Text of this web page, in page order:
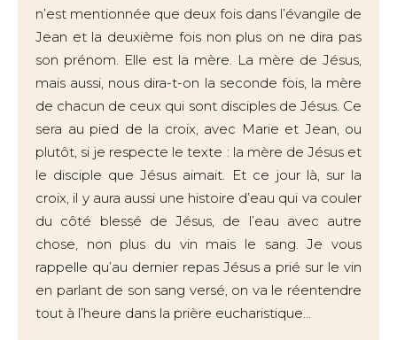
n’est mentionnée que deux fois dans l’évangile de
Jean et la deuxième fois non plus on ne dira pas
son prénom. Elle est la mère. La mère de Jésus,
mais aussi, nous dira-t-on la seconde fois, la mère
de chacun de ceux qui sont disciples de Jésus. Ce
sera au pied de la croix, avec Marie et Jean, ou
plutôt, si je respecte le texte : la mère de Jésus et
le disciple que Jésus aimait. Et ce jour là, sur la
croix, il y aura aussi une histoire d’eau qui va couler
du côté blessé de Jésus, de l’eau avec autre
chose, non plus du vin mais le sang. Je vous
rappelle qu’au dernier repas Jésus a prié sur le vin
en parlant de son sang versé, on va le réentendre
tout à l’heure dans la prière eucharistique…